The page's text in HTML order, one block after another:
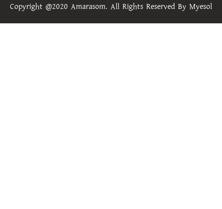
Copyright @2020 Amarasom. All Rights Reserved By Myesol